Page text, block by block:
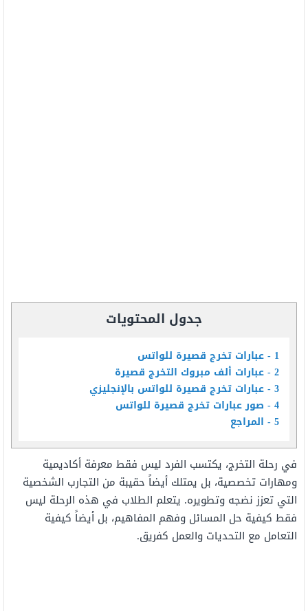
جدول المحتويات
1 عبارات تخرج قصيرة للواتس
2 عبارات ألف مبروك التخرج قصيرة
3 عبارات تخرج قصيرة للواتس بالإنجليزي
4 صور عبارات تخرج قصيرة للواتس
5 المراجع
في رحلة التخرج، يكتسب الفرد ليس فقط معرفة أكاديمية
ومهارات تخصصية، بل يمتلك أيضاً حقيبة من التجارب الشخصية
التي تعزز نضجه وتطويره. يتعلم الطلاب في هذه الرحلة ليس
فقط كيفية حل المسائل وفهم المفاهيم، بل أيضاً كيفية
التعامل مع التحديات والعمل كفريق.